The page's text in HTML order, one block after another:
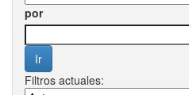
por
Filtros actuales: